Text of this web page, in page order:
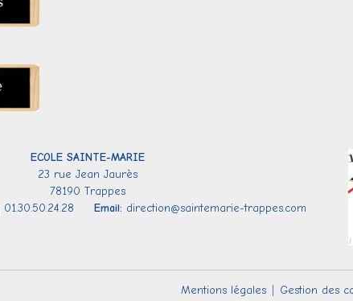
ECOLE SAINTE-MARIE
23 rue Jean Jaurès
78190 Trappes
01.30.50.24.28Email: direction@saintemarie-trappes.com
Mentions légales Gestion des